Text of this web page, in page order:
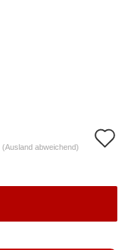
(Ausland abweichend)